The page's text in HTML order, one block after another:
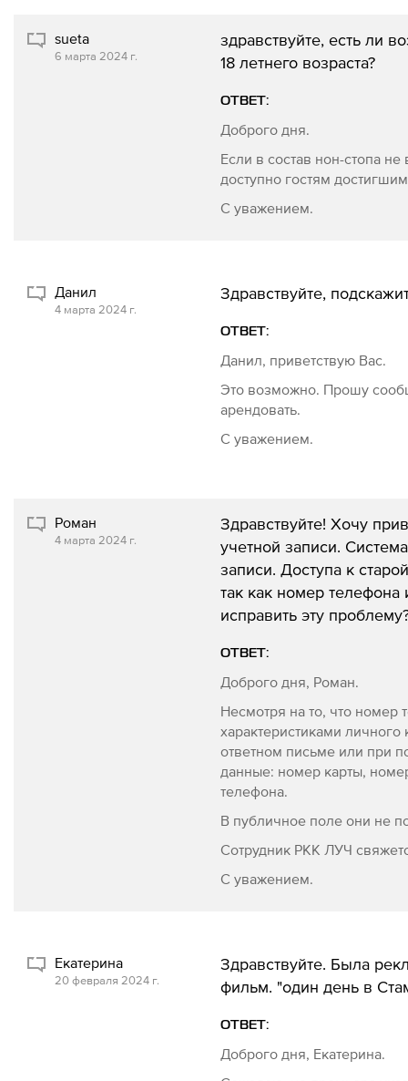
sueta
6 марта 2024 г.
здравствуйте, есть ли
18 летнего возраста?
ОТВЕТ:
Доброго дня.
Если в состав нон-стопа
доступно гостям
С уважением.
Данил
4 марта 2024 г.
Здравствуйте,
ОТВЕТ:
Данил, приветствую Вас.
Это возможно. Прошу
арендовать.
С уважением.
Роман
4 марта 2024 г.
Здравствуйте! Хочу
учетной записи.
записи. Доступа к
так как номер
исправить эту
ОТВЕТ:
Доброго дня, Роман.
Несмотря на то, что номер
характеристиками
ответном письме или при
данные: номер карты,
телефона.
В публичное поле они не
Сотрудник РКК ЛУЧ
С уважением.
Екатерина
20 февраля 2024 г.
Здравствуйте. Была
фильм. "один день в
ОТВЕТ:
Доброго дня, Екатерина.